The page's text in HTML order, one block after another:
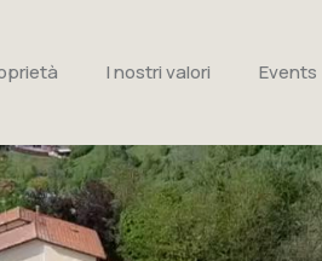
I nostri valori Events